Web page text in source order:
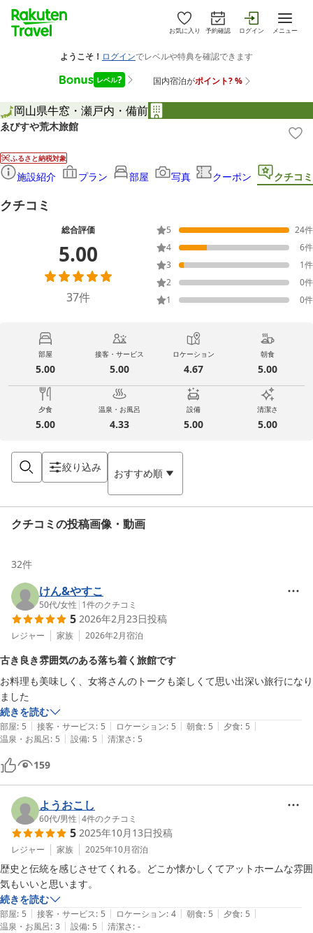
お気に入り 予約確認 ログイン メニュー
岡山県牛窓・瀬戸内・備前
ゑびすや荒木旅館
ふるさと納税対象
施設紹介 プラン 部屋 写真 クーポン クチコミ
クチコミ
総合評価
5.00
37件
5 24件
4
6件
3
1件
2
0件
1
0件
部屋
5.00
接客・サービス
5.00
ロケーション
4.67
朝食
5.00
夕食
5.00
温泉・お風呂
4.33
設備
5.00
清潔さ
5.00
絞り込み おすすめ順
クチコミの投稿画像・動画
32件
けん&やすこ
50代/女性 | 1件のクチコミ
5 2026年2月23日投稿
レジャー 家族 2026年2月宿泊
古き良き雰囲気のある落ち着く旅館です
お料理も美味しく、女将さんのトークも楽しくて思い出深い旅行になり
ました
続きを読む
部屋: 5 | 接客・サービス: 5 | ロケーション: 5 | 朝食: 5 | 夕食: 5 |
温泉・お風呂: 5 | 設備: 5 | 清潔さ: 5
159
ようおこし
60代/男性 |4件のクチコミ
5 2025年10月13日投稿
レジャー 家族 2025年10月宿泊
歴史と伝統を感じさせてくれる。どこか懐かしくてアットホームな雰囲
気もいいと思います。
続きを読む
部屋: 5 | 接客・サービス: 5 | ロケーション: 4 | 朝食: 5 | 夕食: 5 |
温泉・お風呂: 3 | 設備: 5 | 清潔さ: -